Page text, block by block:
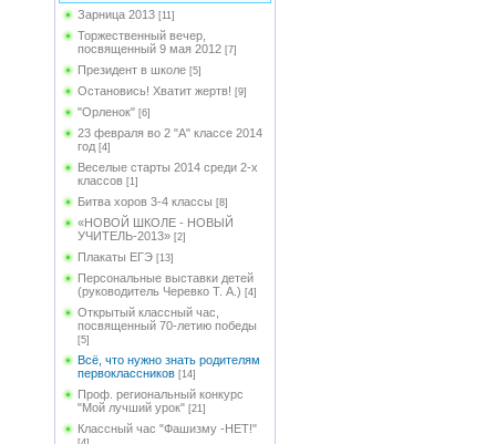
Зарница 2013 [11]
Торжественный вечер,
посвященный 9 мая 2012 [7]
Президент в школе [5]
Остановись! Хватит жертв! [9]
"Орленок" [6]
23 февраля во 2 "А" классе 2014
год [4]
Веселые старты 2014 среди 2-х
классов [1]
Битва хоров 3-4 классы [8]
«НОВОЙ ШКОЛЕ - НОВЫЙ
УЧИТЕЛЬ-2013» [2]
Плакаты ЕГЭ [13]
Персональные выставки детей
(руководитель Черевко Т. А.) [4]
Открытый классный час,
посвященный 70-летию победы
[5]
Всё, что нужно знать родителям
первоклассников [14]
Проф. региональный конкурс
"Мой лучший урок" [21]
Классный час "Фашизму -НЕТ!"